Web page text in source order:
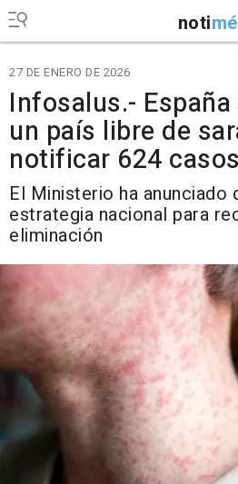
noti
27 DE ENERO DE 2026
Infosalus.-
un país libre de
notificar 624
El Ministerio ha anunciado
estrategia nacional para
eliminación